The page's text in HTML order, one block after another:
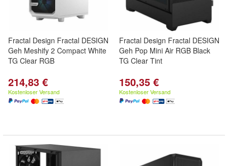
Fractal Design Fractal DESIGN
Geh Meshify 2 Compact White
TG Clear RGB
214,83 €
Kostenloser Versand
Fractal Design Fractal DESIGN
Geh Pop Mini Air RGB Black
TG Clear Tint
150,35 €
Kostenloser Versand